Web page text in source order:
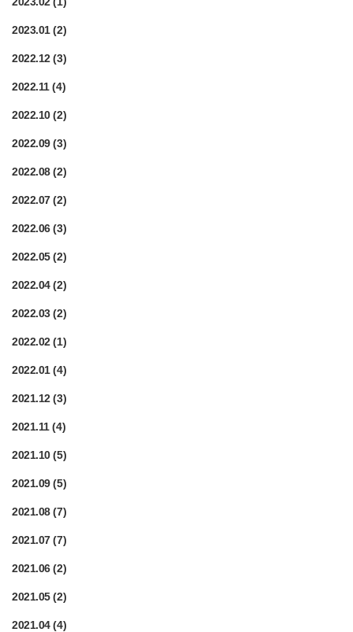
2023.01(2)
2022.12(3)
2022.11(4)
2022.10(2)
2022.09(3)
2022.08(2)
2022.07(2)
2022.06(3)
2022.05(2)
2022.04(2)
2022.03(2)
2022.02(1)
2022.01(4)
2021.12(3)
2021.11(4)
2021.10(5)
2021.09(5)
2021.08(7)
2021.07(7)
2021.06(2)
2021.05(2)
2021.04(4)